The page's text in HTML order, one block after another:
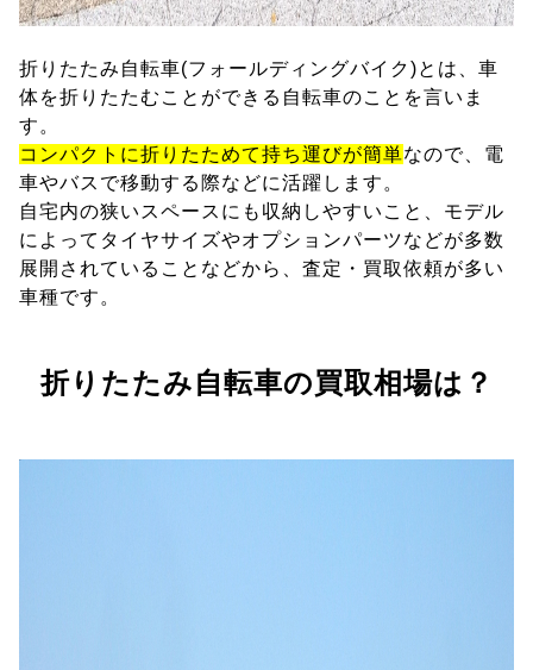
折りたたみ自転車(フォールディングバイク)とは、車
体を折りたたむことができる自転車のことを言いま
す。
コンパクトに折りたためて持ち運びが簡単なので、電
車やバスで移動する際などに活躍します。
自宅内の狭いスペースにも収納しやすいこと、モデル
によってタイヤサイズやオプションパーツなどが多数
展開されていることなどから、査定・買取依頼が多い
車種です。
折りたたみ自転車の買取相場は？